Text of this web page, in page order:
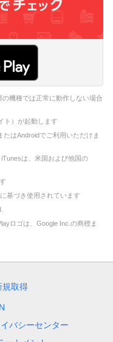
機種では正常に動作しない場合
ト）が起動します
たはAndroidでご利用いただけま
は、米国および他国の
基づき使用されています
ロゴは、Google Inc.の商標ま
規取得
バシーセンター